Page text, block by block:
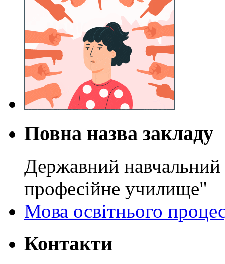
Повна назва закладу
Державний навчальний
професійне училище"
Мова освітнього
Контакти